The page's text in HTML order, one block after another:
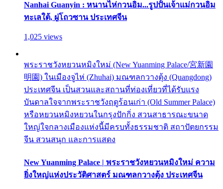
Nanhai Guanyin : หนานไห่กวนอิม...รูปปั้นเจ้าแม่กวนอิม
ทะเลใต้, ผู่โถวซาน ประเทศจีน
1,025 views
พระราชวังหยวนหมิงใหม่ (New Yuanming Palace/宮新園
明園) ในเมืองจูไห่ (Zhuhai) มณฑลกวางตุ้ง (Quangdong)
ประเทศจีน เป็นสวนและสถานที่ท่องเที่ยวที่ได้รับแรง
บันดาลใจจากพระราชวังฤดูร้อนเก่า (Old Summer Palace)
หรือหยวนหมิงหยวนในกรุงปักกิ่ง สวนสาธารณะขนาด
ใหญ่ใจกลางเมืองแห่งนี้มีครบทั้งธรรมชาติ สถาปัตยกรรม
จีน สวนสนุก และการแสดง
New Yuanming Palace | พระราชวังหยวนหมิงใหม่ ความ
ยิ่งใหญ่แห่งประวัติศาสตร์ มณฑลกวางตุ้ง ประเทศจีน